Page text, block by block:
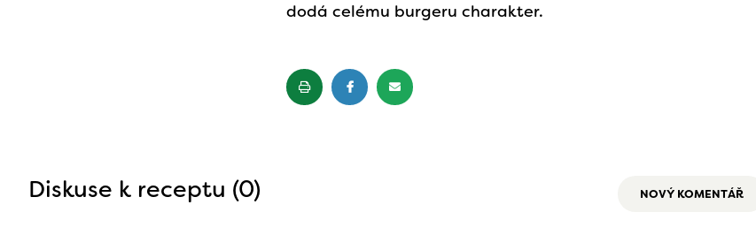
dodá celému burgeru charakter.
Diskuse k receptu (0) NOVÝ KOMENTÁŘ